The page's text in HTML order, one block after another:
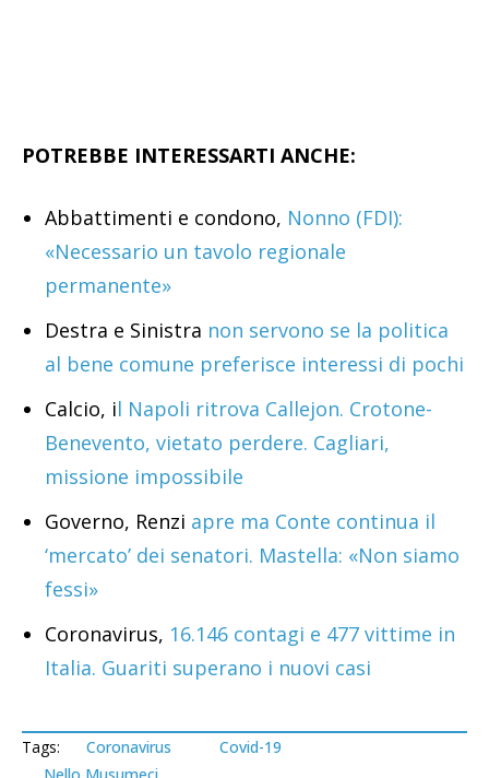
POTREBBE INTERESSARTI ANCHE:
Abbattimenti e condono, Nonno (FDI):
«Necessario un tavolo regionale
permanente»
Destra e Sinistra non servono se la politica
al bene comune preferisce interessi di pochi
Calcio, il Napoli ritrova Callejon. Crotone-
Benevento, vietato perdere. Cagliari,
missione impossibile
Governo, Renzi apre ma Conte continua il
‘mercato’ dei senatori. Mastella: «Non siamo
fessi»
Coronavirus, 16.146 contagi e 477 vittime in
Italia. Guariti superano i nuovi casi
Tags: Coronavirus
Covid-19